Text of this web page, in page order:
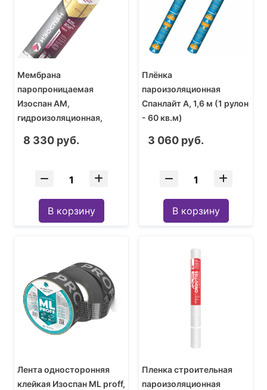
Мембрана
паропроницаемая
Изоспан АМ,
гидроизоляционная,
рулон - 70 кв.м)
8 330 руб.
В корзину
Плёнка
пароизоляционная
Спанлайт А, 1,6 м (1 рулон
- 60 кв.м)
3 060 руб.
В корзину
Лента односторонняя
клейкая Изоспан ML proff,
Пленка строительная
пароизоляционная